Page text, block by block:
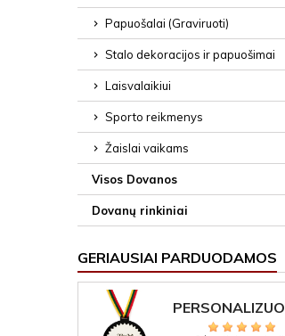
Papuošalai (Graviruoti)
Stalo dekoracijos ir papuošimai
Laisvalaikiui
Sporto reikmenys
Žaislai vaikams
Visos Dovanos
Dovanų rinkiniai
GERIAUSIAI PARDUODAMOS